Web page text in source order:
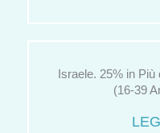
Israele. 25% in
(16-39